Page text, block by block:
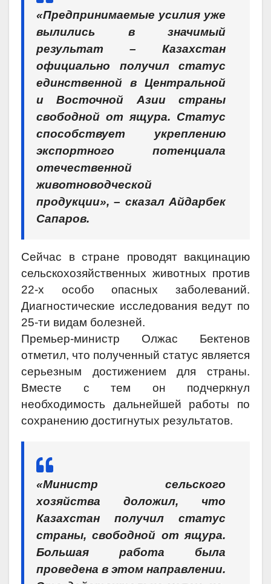
«Предпринимаемые усилия уже
вылились в значимый
результат – Казахстан
официально получил статус
единственной в Центральной
и Восточной Азии страны
свободной от ящура. Статус
способствует укреплению
экспортного потенциала
отечественной
животноводческой
продукции», – сказал Айдарбек
Сапаров.
Сейчас в стране проводят вакцинацию
сельскохозяйственных животных против
22-х особо опасных заболеваний.
Диагностические исследования ведут по
25-ти видам болезней.
Премьер-министр Олжас Бектенов
отметил, что полученный статус является
серьезным достижением для страны.
Вместе с тем он подчеркнул
необходимость дальнейшей работы по
сохранению достигнутых результатов.
«Министр сельского
хозяйства доложил, что
Казахстан получил статус
страны, свободной от ящура.
Большая работа была
проведена в этом направлении.